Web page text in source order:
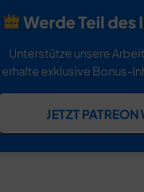
Werde Teil des
Unterstütze unsere
erhalte exklusive Bonus-
JETZT PATREON